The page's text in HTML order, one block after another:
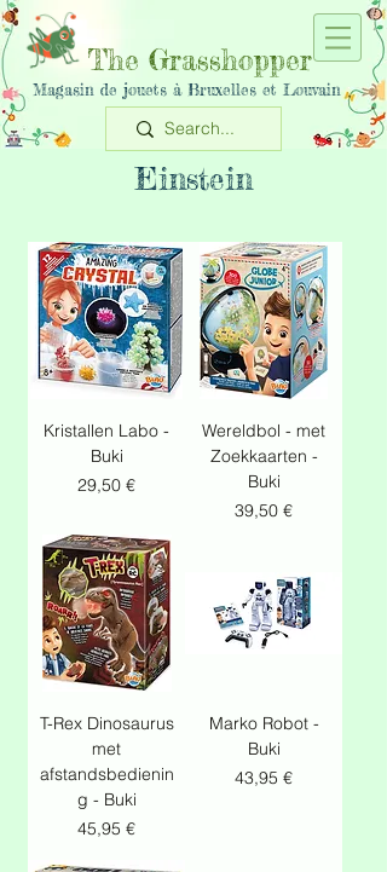
The Grasshopper
Magasin de jouets à Bruxelles et Louvain
Einstein
Kristallen Labo -
Buki
Prix
29,50 €
Wereldbol - met
Zoekkaarten -
Buki
Prix
39,50 €
T-Rex Dinosaurus
met
afstandsbedienin
g - Buki
Prix
45,95 €
Marko Robot -
Buki
Prix
43,95 €